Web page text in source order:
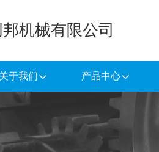
机械有限公司
关于我们 产品中心